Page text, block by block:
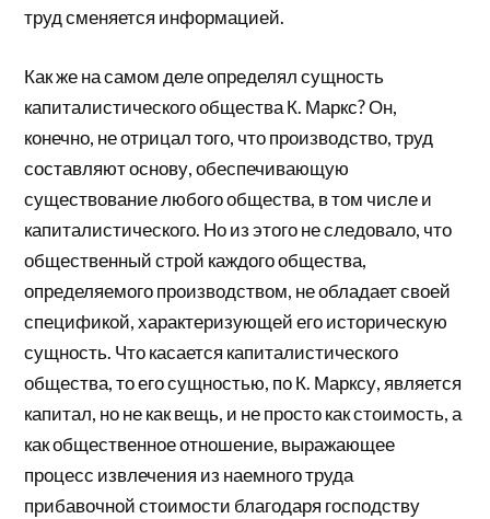
труд сменяется информацией.
Как же на самом деле определял сущность
капиталистического общества К. Маркс? Он,
конечно, не отрицал того, что производство, труд
составляют основу, обеспечивающую
существование любого общества, в том числе и
капиталистического. Но из этого не следовало, что
общественный строй каждого общества,
определяемого производством, не обладает своей
спецификой, характеризующей его историческую
сущность. Что касается капиталистического
общества, то его сущностью, по К. Марксу, является
капитал, но не как вещь, и не просто как стоимость, а
как общественное отношение, выражающее
процесс извлечения из наемного труда
прибавочной стоимости благодаря господству